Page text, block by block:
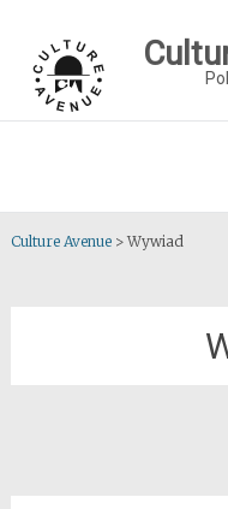
content
Culture Avenue> Wywiad